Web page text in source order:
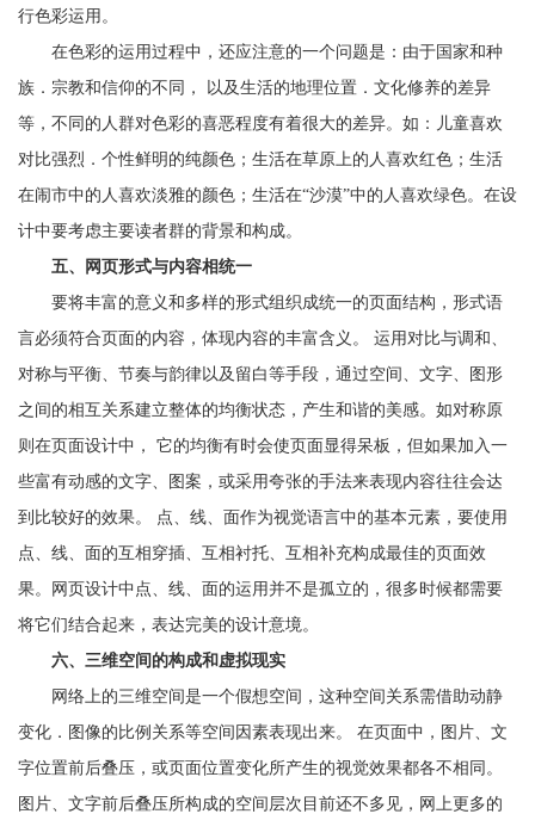
行色彩运用。
在色彩的运用过程中，还应注意的一个问题是：由于国家和种
族．宗教和信仰的不同， 以及生活的地理位置．文化修养的差异
等，不同的人群对色彩的喜恶程度有着很大的差异。如：儿童喜欢
对比强烈．个性鲜明的纯颜色；生活在草原上的人喜欢红色；生活
在闹市中的人喜欢淡雅的颜色；生活在“沙漠”中的人喜欢绿色。在设
计中要考虑主要读者群的背景和构成。
五、网页形式与内容相统一
要将丰富的意义和多样的形式组织成统一的页面结构，形式语
言必须符合页面的内容，体现内容的丰富含义。 运用对比与调和、
对称与平衡、节奏与韵律以及留白等手段，通过空间、文字、图形
之间的相互关系建立整体的均衡状态，产生和谐的美感。如对称原
则在页面设计中， 它的均衡有时会使页面显得呆板，但如果加入一
些富有动感的文字、图案，或采用夸张的手法来表现内容往往会达
到比较好的效果。 点、线、面作为视觉语言中的基本元素，要使用
点、线、面的互相穿插、互相衬托、互相补充构成最佳的页面效
果。网页设计中点、线、面的运用并不是孤立的，很多时候都需要
将它们结合起来，表达完美的设计意境。
六、三维空间的构成和虚拟现实
网络上的三维空间是一个假想空间，这种空间关系需借助动静
变化．图像的比例关系等空间因素表现出来。 在页面中，图片、文
字位置前后叠压，或页面位置变化所产生的视觉效果都各不相同。
图片、文字前后叠压所构成的空间层次目前还不多见，网上更多的